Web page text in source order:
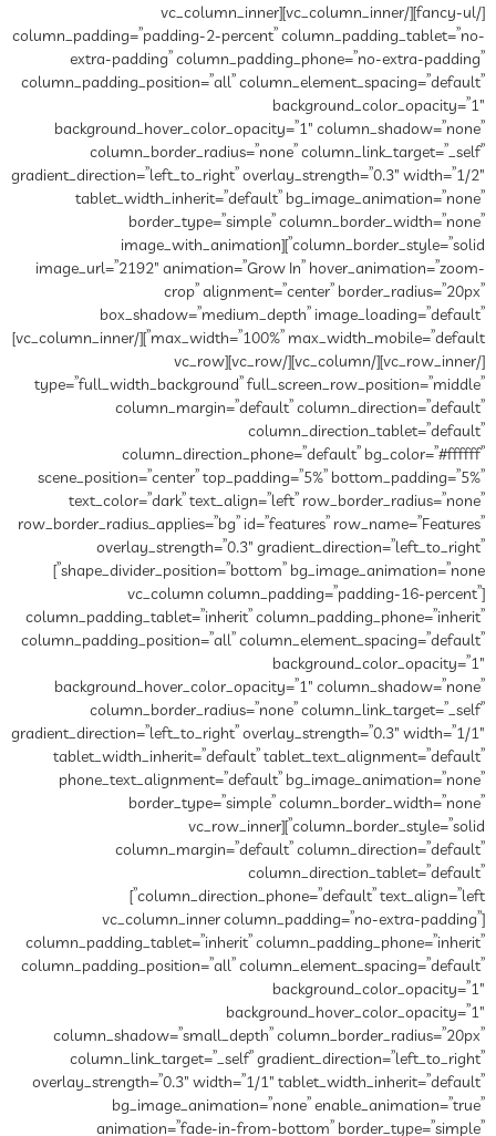
[/fancy-ul][/vc_column_inner][vc_column_inner
column_padding=”padding-2-percent” column_padding_tablet=”no-
extra-padding” column_padding_phone=”no-extra-padding”
column_padding_position=”all” column_element_spacing=”default”
background_color_opacity=”1″
background_hover_color_opacity=”1″ column_shadow=”none”
column_border_radius=”none” column_link_target=”_self”
gradient_direction=”left_to_right” overlay_strength=”0.3″ width=”1/2″
tablet_width_inherit=”default” bg_image_animation=”none”
border_type=”simple” column_border_width=”none”
column_border_style=”solid”][image_with_animation
image_url=”2192″ animation=”Grow In” hover_animation=”zoom-
crop” alignment=”center” border_radius=”20px”
box_shadow=”medium_depth” image_loading=”default”
max_width=”100%” max_width_mobile=”default”][/vc_column_inner]
[/vc_row_inner][/vc_column][/vc_row][vc_row
type=”full_width_background” full_screen_row_position=”middle”
column_margin=”default” column_direction=”default”
column_direction_tablet=”default”
column_direction_phone=”default” bg_color=”#ffffff”
scene_position=”center” top_padding=”5%” bottom_padding=”5%”
text_color=”dark” text_align=”left” row_border_radius=”none”
row_border_radius_applies=”bg” id=”features” row_name=”Features”
overlay_strength=”0.3″ gradient_direction=”left_to_right”
shape_divider_position=”bottom” bg_image_animation=”none”]
[vc_column column_padding=”padding-16-percent”
column_padding_tablet=”inherit” column_padding_phone=”inherit”
column_padding_position=”all” column_element_spacing=”default”
background_color_opacity=”1″
background_hover_color_opacity=”1″ column_shadow=”none”
column_border_radius=”none” column_link_target=”_self”
gradient_direction=”left_to_right” overlay_strength=”0.3″ width=”1/1″
tablet_width_inherit=”default” tablet_text_alignment=”default”
phone_text_alignment=”default” bg_image_animation=”none”
border_type=”simple” column_border_width=”none”
column_border_style=”solid”][vc_row_inner
column_margin=”default” column_direction=”default”
column_direction_tablet=”default”
column_direction_phone=”default” text_align=”left”]
[vc_column_inner column_padding=”no-extra-padding”
column_padding_tablet=”inherit” column_padding_phone=”inherit”
column_padding_position=”all” column_element_spacing=”default”
background_color_opacity=”1″
background_hover_color_opacity=”1″
column_shadow=”small_depth” column_border_radius=”20px”
column_link_target=”_self” gradient_direction=”left_to_right”
overlay_strength=”0.3″ width=”1/1″ tablet_width_inherit=”default”
bg_image_animation=”none” enable_animation=”true”
animation=”fade-in-from-bottom” border_type=”simple”